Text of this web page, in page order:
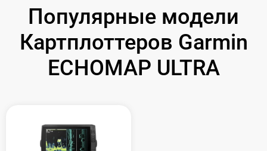
Популярные модели
Картплоттеров Garmin
ECHOMAP ULTRA